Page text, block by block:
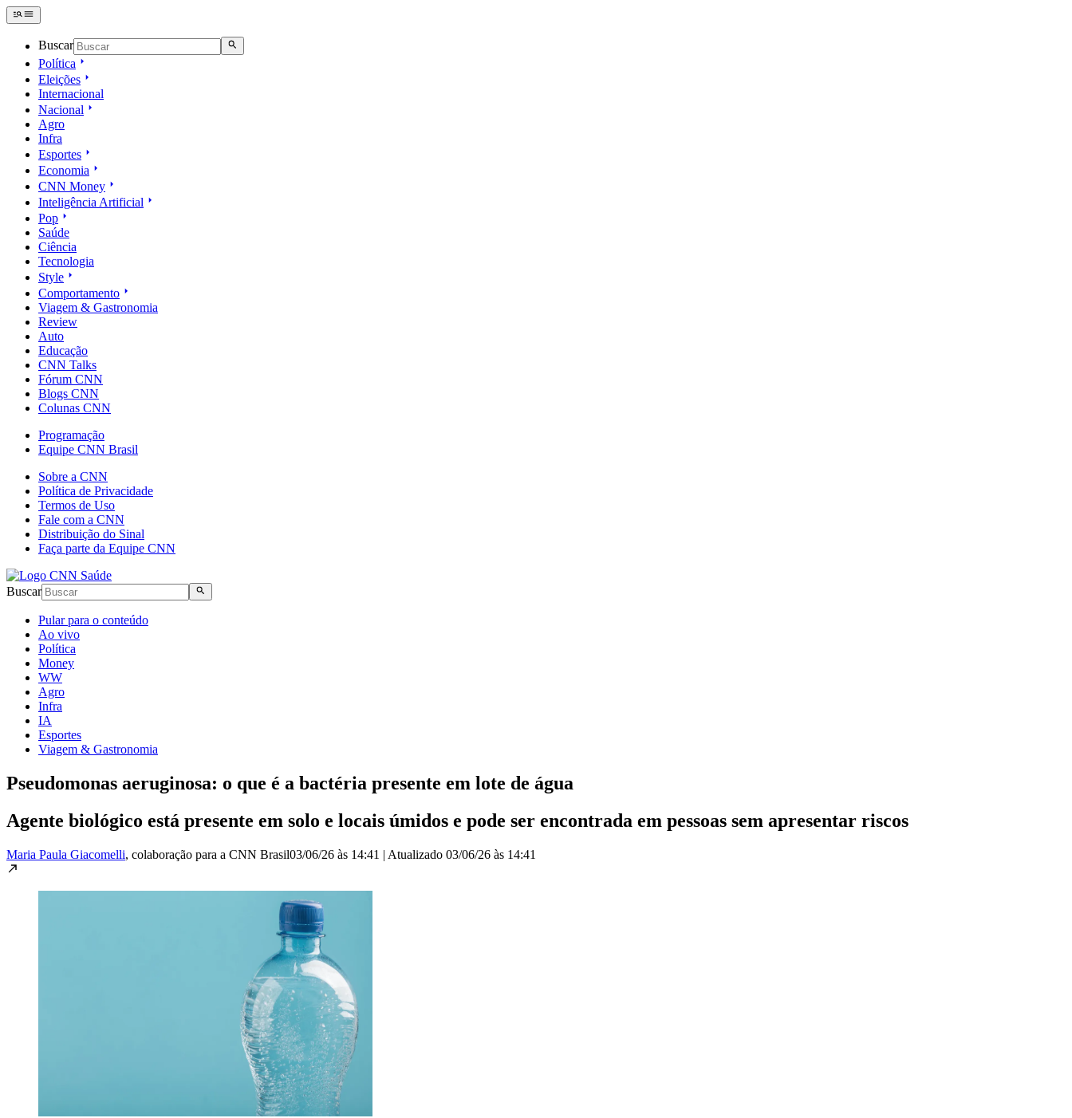
Buscar
Política
Eleições
Internacional
Nacional
Agro
Infra
Esportes
Economia
CNN Money
Inteligência Artificial
Pop
Saúde
Ciência
Tecnologia
Style
Comportamento
Viagem & Gastronomia
Review
Auto
Educação
CNN Talks
Fórum CNN
Blogs CNN
Colunas CNN
Programação
Equipe CNN Brasil
Sobre a CNN
Política de Privacidade
Termos de Uso
Fale com a CNN
Distribuição do Sinal
Faça parte da Equipe CNN
Buscar
Pular para o conteúdo
Ao vivo
Política
Money
WW
Agro
Infra
IA
Esportes
Viagem & Gastronomia
Pseudomonas aeruginosa: o que é a bactéria presente em lote de água
Agente biológico está presente em solo e locais úmidos e pode ser encontrada em pessoas sem apresentar riscos
Maria Paula Giacomelli, colaboração para a CNN Brasil03/06/26 às 14:41 | Atualizado 03/06/26 às 14:41